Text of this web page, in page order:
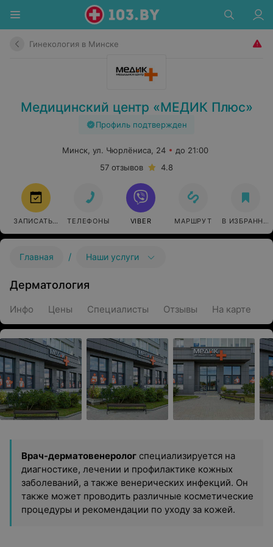
Гинекология в Минске
Медицинский центр «МЕДИК Плюс»
Профиль подтвержден
Минск, ул. Чюрлёниса, 24
до 21:00
57 отзывов
4.8
ЗАПИСАТЬСЯ ТЕЛЕФОНЫ VIBER МАРШРУТ В ИЗБРАННОЕ
Главная / Наши услуги
Дерматология
Инфо Цены Специалисты Отзывы На карте
Врач-дерматовенеролог специализируется на
диагностике, лечении и профилактике кожных
заболеваний, а также венерических инфекций. Он
также может проводить различные косметические
процедуры и рекомендации по уходу за кожей.